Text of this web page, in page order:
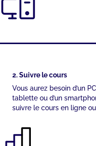
2. Suivre le cours
Vous aurez besoin d’un
tablette ou d’un
suivre le cours en ligne